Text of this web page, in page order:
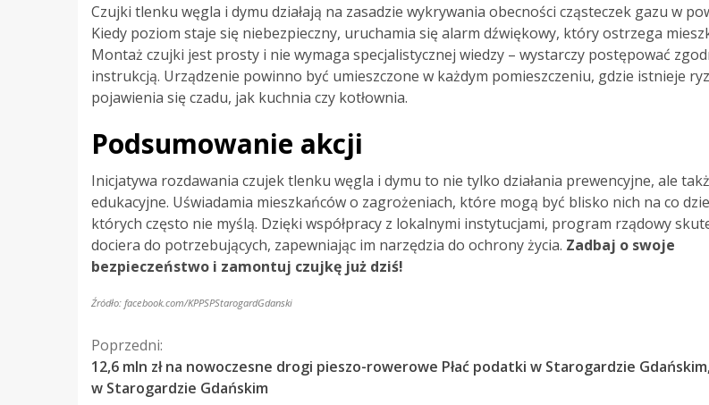
Czujki tlenku węgla i dymu działają na zasadzie wykrywania obecności cząsteczek gazu w
Kiedy poziom staje się niebezpieczny, uruchamia się alarm dźwiękowy, który ostrzega
Montaż czujki jest prosty i nie wymaga specjalistycznej wiedzy – wystarczy postępować
instrukcją. Urządzenie powinno być umieszczone w każdym pomieszczeniu, gdzie istnieje
pojawienia się czadu, jak kuchnia czy kotłownia.
Podsumowanie akcji
Inicjatywa rozdawania czujek tlenku węgla i dymu to nie tylko działania prewencyjne, ale
edukacyjne. Uświadamia mieszkańców o zagrożeniach, które mogą być blisko nich na co
których często nie myślą. Dzięki współpracy z lokalnymi instytucjami, program rządowy
dociera do potrzebujących, zapewniając im narzędzia do ochrony życia. Zadbaj o swoje
bezpieczeństwo i zamontuj czujkę już dziś!
Źródło: facebook.com/KPPSPStarogardGdanski
Kontynuuj
czytanie
Poprzedni:
12,6 mln zł na nowoczesne drogi pieszo-rowerowe
w Starogardzie Gdańskim
Płać podatki w Starogardzie